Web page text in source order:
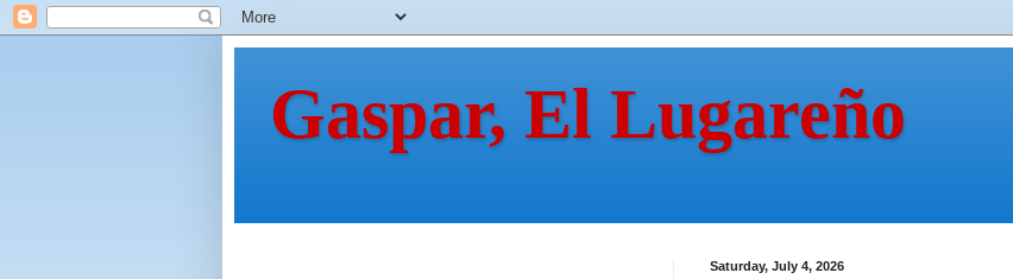
Gaspar, El Lugareño
Saturday, July 4, 2026